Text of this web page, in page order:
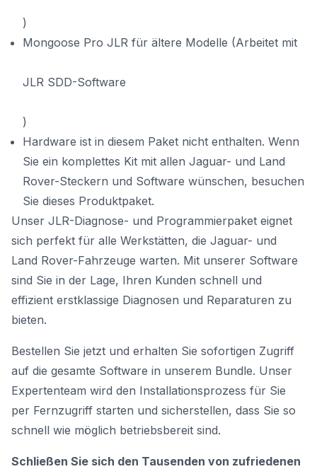
)
Mongoose Pro JLR für ältere Modelle (Arbeitet mit
JLR SDD-Software
)
Hardware ist in diesem Paket nicht enthalten. Wenn
Sie ein komplettes Kit mit allen Jaguar- und Land
Rover-Steckern und Software wünschen, besuchen
Sie dieses Produktpaket.
Unser JLR-Diagnose- und Programmierpaket eignet
sich perfekt für alle Werkstätten, die Jaguar- und
Land Rover-Fahrzeuge warten. Mit unserer Software
sind Sie in der Lage, Ihren Kunden schnell und
effizient erstklassige Diagnosen und Reparaturen zu
bieten.
Bestellen Sie jetzt und erhalten Sie sofortigen Zugriff
auf die gesamte Software in unserem Bundle. Unser
Expertenteam wird den Installationsprozess für Sie
per Fernzugriff starten und sicherstellen, dass Sie so
schnell wie möglich betriebsbereit sind.
Schließen Sie sich den Tausenden von zufriedenen